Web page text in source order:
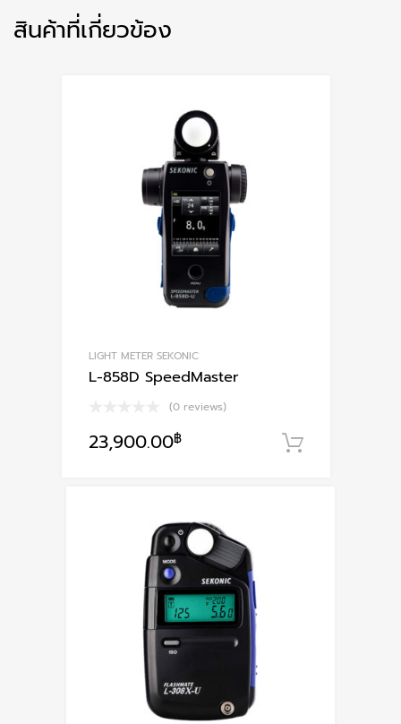
สินค้าที่เกี่ยวข้อง
LIGHT METER SEKONIC
L-858D SpeedMaster
(0 reviews)
23,900.00฿